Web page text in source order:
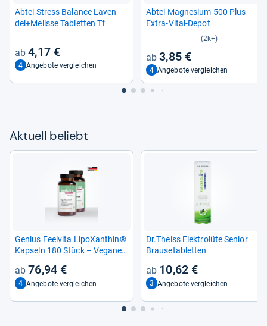
Abtei Stress Balance Laven­
del+Melisse Tablet­ten Tf
4,17 €
4 Angebote vergleichen
Abtei Magne­sium 500 Plus
Extra-​Vital-​Depot
(2k+)
3,85 €
4 Angebote vergleichen
Aktu­ell beliebt
Genius Feel­vita LipoX­an­thin®
Kap­seln 180 Stück – Vegane
76,94 €
4 Angebote vergleichen
Dr.Theiss Elek­trolüte Senior
Brau­se­ta­blet­ten
10,62 €
3 Angebote vergleichen